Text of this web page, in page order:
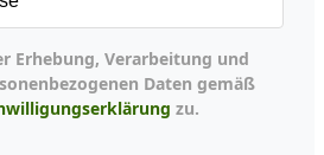
Daten gemäß
zu.